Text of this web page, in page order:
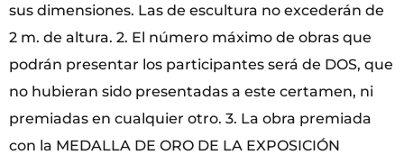
sus dimensiones. Las de escultura no excederán de
2 m. de altura. 2. El número máximo de obras que
podrán presentar los participantes será de DOS, que
no hubieran sido presentadas a este certamen, ni
premiadas en cualquier otro. 3. La obra premiada
con la MEDALLA DE ORO DE LA EXPOSICIÓN